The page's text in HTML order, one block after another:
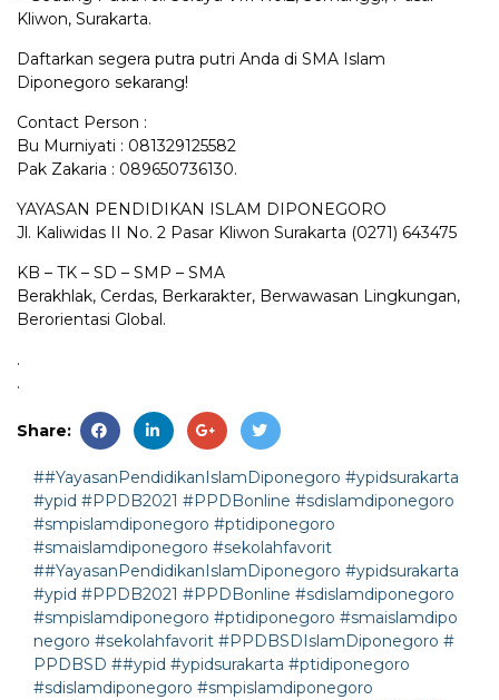
Kliwon, Surakarta.
Daftarkan segera putra putri Anda di SMA Islam
Diponegoro sekarang!
Contact Person :
Bu Murniyati : 081329125582
Pak Zakaria : 089650736130.
YAYASAN PENDIDIKAN ISLAM DIPONEGORO
Jl. Kaliwidas II No. 2 Pasar Kliwon Surakarta (0271) 643475
KB – TK – SD – SMP – SMA
Berakhlak, Cerdas, Berkarakter, Berwawasan Lingkungan,
Berorientasi Global.
.
.
Share:
##YayasanPendidikanIslamDiponegoro #ypidsurakarta
#ypid #PPDB2021 #PPDBonline #sdislamdiponegoro
#smpislamdiponegoro #ptidiponegoro
#smaislamdiponegoro #sekolahfavorit
##YayasanPendidikanIslamDiponegoro #ypidsurakarta
#ypid #PPDB2021 #PPDBonline #sdislamdiponegoro
#smpislamdiponegoro #ptidiponegoro #smaislamdipo
negoro #sekolahfavorit #PPDBSDIslamDiponegoro #
PPDBSD ##ypid #ypidsurakarta #ptidiponegoro
#sdislamdiponegoro #smpislamdiponegoro